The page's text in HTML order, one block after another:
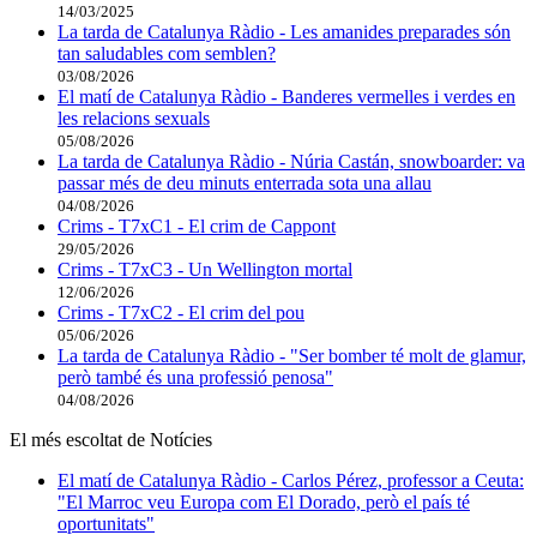
14/03/2025
La tarda de Catalunya Ràdio - Les amanides preparades són
tan saludables com semblen?
03/08/2026
El matí de Catalunya Ràdio - Banderes vermelles i verdes en
les relacions sexuals
05/08/2026
La tarda de Catalunya Ràdio - Núria Castán, snowboarder: va
passar més de deu minuts enterrada sota una allau
04/08/2026
Crims - T7xC1 - El crim de Cappont
29/05/2026
Crims - T7xC3 - Un Wellington mortal
12/06/2026
Crims - T7xC2 - El crim del pou
05/06/2026
La tarda de Catalunya Ràdio - "Ser bomber té molt de glamur,
però també és una professió penosa"
04/08/2026
El més escoltat de Notícies
El matí de Catalunya Ràdio - Carlos Pérez, professor a Ceuta:
"El Marroc veu Europa com El Dorado, però el país té
oportunitats"